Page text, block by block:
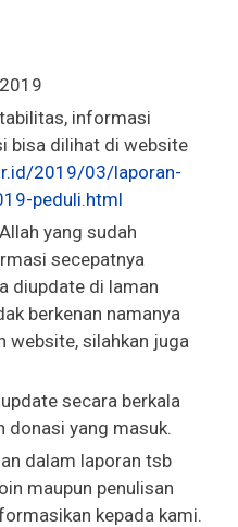
informasi
bisa dilihat di website
2019/03/laporan-
peduli.html
yang sudah
secepatnya
diupdate di laman
berkenan namanya
website, silahkan juga
secara berkala
donasi yang masuk.
dalam laporan tsb
maupun penulisan
kepada kami.